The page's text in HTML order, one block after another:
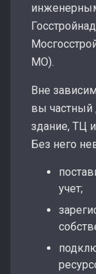
МО).
Вне
вы частный
здание, ТЦ
Без него
учет;